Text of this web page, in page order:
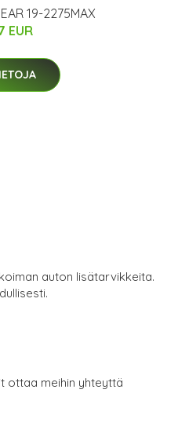
19-2275MAX
EUR
auton lisätarvikkeita.
ottaa meihin yhteyttä